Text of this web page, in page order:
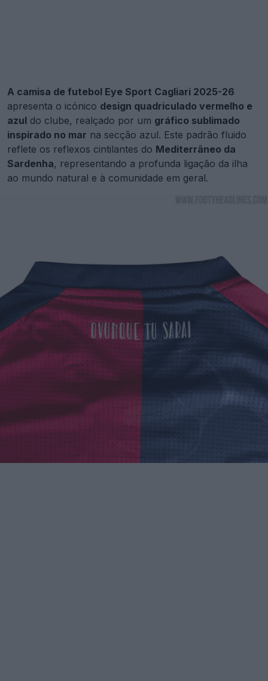
A camisa de futebol Eye Sport Cagliari 2025-26
apresenta o icónico design quadriculado vermelho e
azul do clube, realçado por um gráfico sublimado
inspirado no mar na secção azul. Este padrão fluido
reflete os reflexos cintilantes do Mediterrâneo da
Sardenha, representando a profunda ligação da ilha
ao mundo natural e à comunidade em geral.